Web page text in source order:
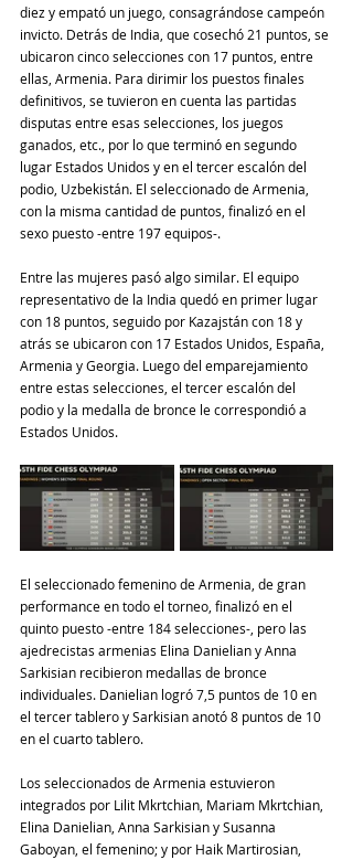
diez y empató un juego, consagrándose campeón
invicto. Detrás de India, que cosechó 21 puntos, se
ubicaron cinco selecciones con 17 puntos, entre
ellas, Armenia. Para dirimir los puestos finales
definitivos, se tuvieron en cuenta las partidas
disputas entre esas selecciones, los juegos
ganados, etc., por lo que terminó en segundo
lugar Estados Unidos y en el tercer escalón del
podio, Uzbekistán. El seleccionado de Armenia,
con la misma cantidad de puntos, finalizó en el
sexo puesto -entre 197 equipos-.
Entre las mujeres pasó algo similar. El equipo
representativo de la India quedó en primer lugar
con 18 puntos, seguido por Kazajstán con 18 y
atrás se ubicaron con 17 Estados Unidos, España,
Armenia y Georgia. Luego del emparejamiento
entre estas selecciones, el tercer escalón del
podio y la medalla de bronce le correspondió a
Estados Unidos.
El seleccionado femenino de Armenia, de gran
performance en todo el torneo, finalizó en el
quinto puesto -entre 184 selecciones-, pero las
ajedrecistas armenias Elina Danielian y Anna
Sarkisian recibieron medallas de bronce
individuales. Danielian logró 7,5 puntos de 10 en
el tercer tablero y Sarkisian anotó 8 puntos de 10
en el cuarto tablero.
Los seleccionados de Armenia estuvieron
integrados por Lilit Mkrtchian, Mariam Mkrtchian,
Elina Danielian, Anna Sarkisian y Susanna
Gaboyan, el femenino; y por Haik Martirosian,